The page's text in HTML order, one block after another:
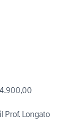
Prof. Longato